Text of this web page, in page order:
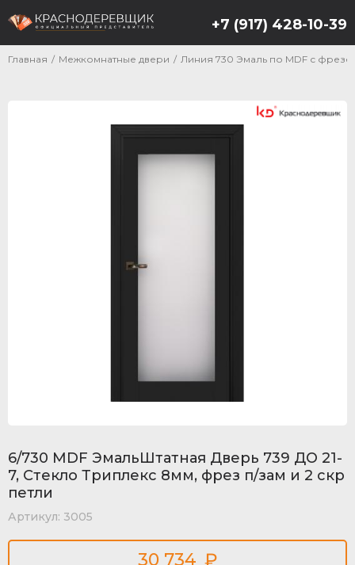
+7 (917) 428-10-39
Главная / Межкомнатные двери / Линия 730 Эмаль по MDF с
6/730 MDF ЭмальШтатная Дверь 739 ДО 21-
7, Стекло Триплекс 8мм, фрез п/зам и 2 скр
петли
Артикул: 3005
30 734 ₽